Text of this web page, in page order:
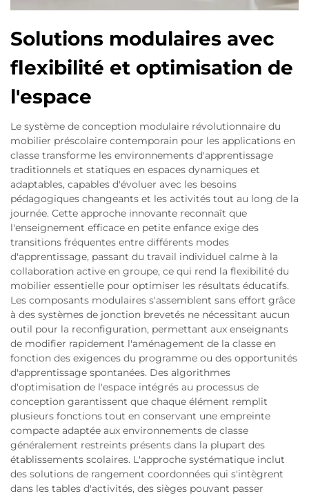
Solutions modulaires avec
flexibilité et optimisation de
l'espace
Le système de conception modulaire révolutionnaire du
mobilier préscolaire contemporain pour les applications en
classe transforme les environnements d'apprentissage
traditionnels et statiques en espaces dynamiques et
adaptables, capables d'évoluer avec les besoins
pédagogiques changeants et les activités tout au long de la
journée. Cette approche innovante reconnaît que
l'enseignement efficace en petite enfance exige des
transitions fréquentes entre différents modes
d'apprentissage, passant du travail individuel calme à la
collaboration active en groupe, ce qui rend la flexibilité du
mobilier essentielle pour optimiser les résultats éducatifs.
Les composants modulaires s'assemblent sans effort grâce
à des systèmes de jonction brevetés ne nécessitant aucun
outil pour la reconfiguration, permettant aux enseignants
de modifier rapidement l'aménagement de la classe en
fonction des exigences du programme ou des opportunités
d'apprentissage spontanées. Des algorithmes
d'optimisation de l'espace intégrés au processus de
conception garantissent que chaque élément remplit
plusieurs fonctions tout en conservant une empreinte
compacte adaptée aux environnements de classe
généralement restreints présents dans la plupart des
établissements scolaires. L'approche systématique inclut
des solutions de rangement coordonnées qui s'intègrent
dans les tables d'activités, des sièges pouvant passer